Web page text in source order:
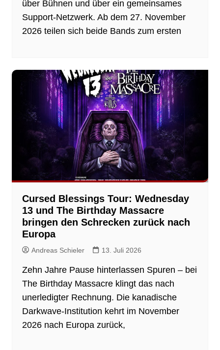
über Bühnen und über ein gemeinsames
Support-Netzwerk. Ab dem 27. November
2026 teilen sich beide Bands zum ersten
Cursed Blessings Tour: Wednesday
13 und The Birthday Massacre
bringen den Schrecken zurück nach
Europa
Andreas Schieler 13. Juli 2026
Zehn Jahre Pause hinterlassen Spuren – bei
The Birthday Massacre klingt das nach
unerledigter Rechnung. Die kanadische
Darkwave-Institution kehrt im November
2026 nach Europa zurück,